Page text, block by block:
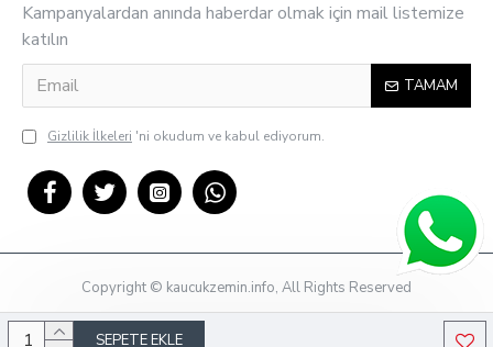
SEPETE EKLE
Kampanyalardan anında haberdar olmak için mail listemize
katılın
TAMAM
Gizlilik İlkeleri 'ni okudum ve kabul ediyorum.
Copyright © kaucukzemin.info, All Rights Reserved